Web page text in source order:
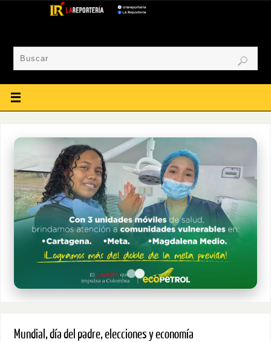
Mundial, día del padre, elecciones y economía